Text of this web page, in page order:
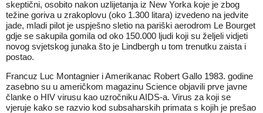
skeptični, osobito nakon uzlijetanja iz New Yorka koje je zbog
težine goriva u zrakoplovu (oko 1.300 litara) izvedeno na jedvite
jade, mladi pilot je uspješno sletio na pariški aerodrom Le Bourget
gdje se sakupila gomila od oko 150.000 ljudi koji su željeli vidjeti
novog svjetskog junaka što je Lindbergh u tom trenutku zaista i
postao.
Francuz Luc Montagnier i Amerikanac Robert Gallo 1983. godine
zasebno su u američkom magazinu Science objavili prve javne
članke o HIV virusu kao uzročniku AIDS-a. Virus za koji se
vjeruje kako se razvio kod subsaharskih primata s kojih je prešao